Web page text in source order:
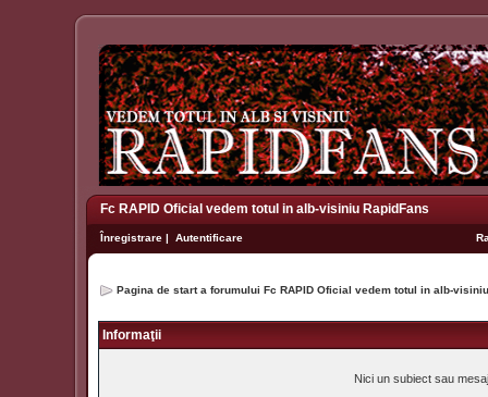
Fc RAPID Oficial vedem totul in alb-visiniu RapidFans
Înregistrare | Autentificare
Pagina de start a forumului Fc RAPID Oficial vedem totul in alb-
Informaţii
Nici un subiect sau